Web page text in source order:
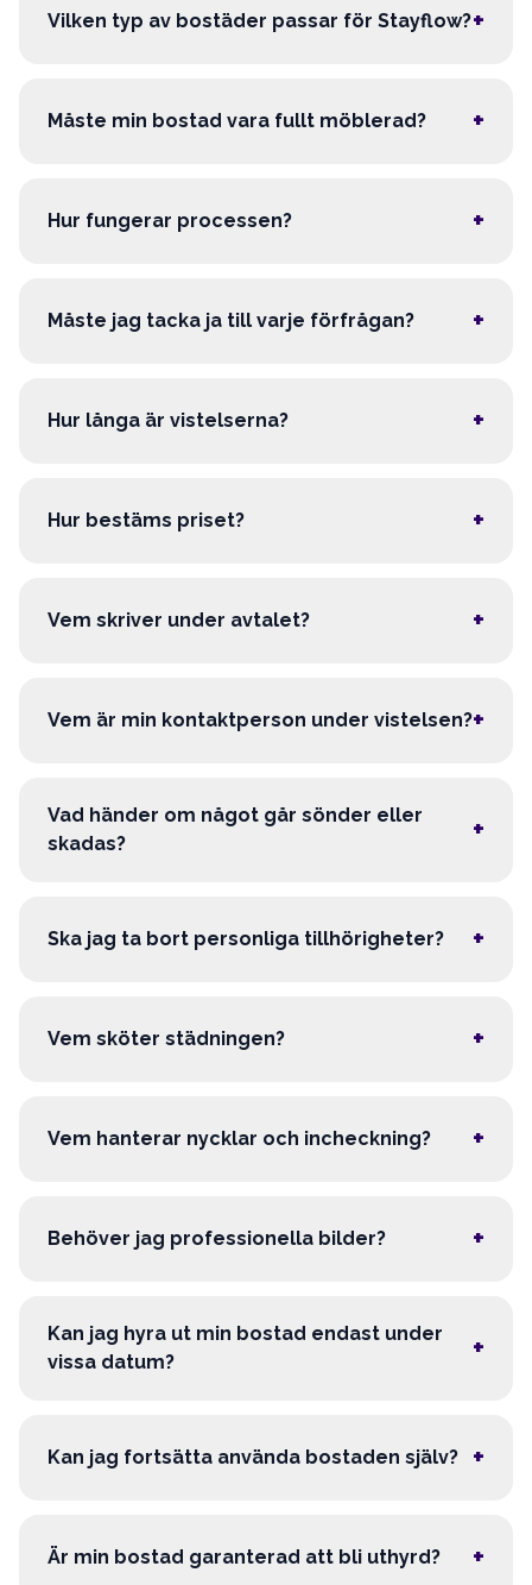
Vilken typ av bostäder passar för Stayflow?+
Måste min bostad vara fullt möblerad? +
Hur fungerar processen? +
Måste jag tacka ja till varje förfrågan? +
Hur långa är vistelserna? +
Hur bestäms priset? +
Vem skriver under avtalet? +
Vem är min kontaktperson under vistelsen?+
Vad händer om något går sönder eller
skadas?
+
Ska jag ta bort personliga tillhörigheter? +
Vem sköter städningen? +
Vem hanterar nycklar och incheckning? +
Behöver jag professionella bilder? +
Kan jag hyra ut min bostad endast under
vissa datum?
+
Kan jag fortsätta använda bostaden själv? +
Är min bostad garanterad att bli uthyrd? +